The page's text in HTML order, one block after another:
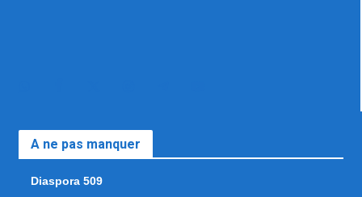
A ne pas manquer
Diaspora 509